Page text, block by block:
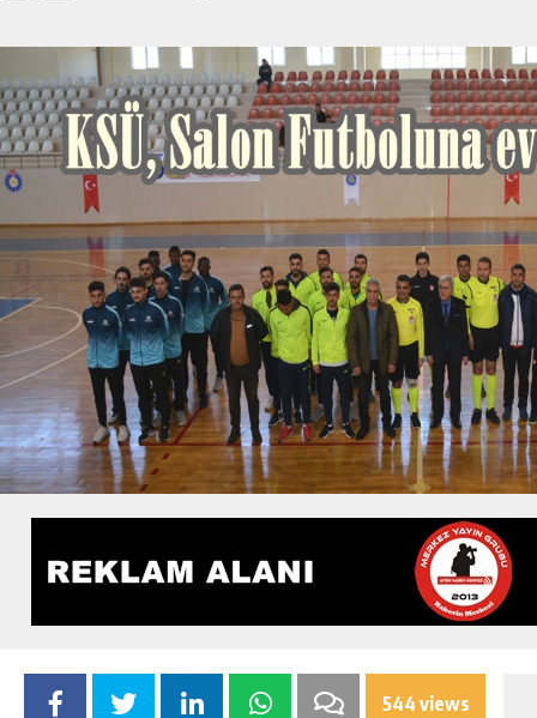
544 views